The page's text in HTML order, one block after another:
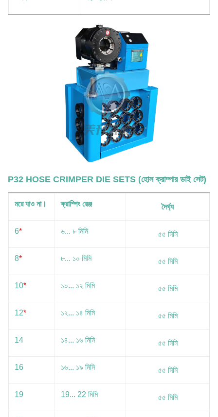
P32 HOSE CRIMPER DIE SETS (হোস ক্রাম্পার ডাই সেট)
মরে যাও না। ক্রাম্পিং রেঞ্জ দৈর্ঘ্য
6* ৬... ৮ মিমি ৫৫ মিমি
8* ৮... ১০ মিমি ৫৫ মিমি
10* ১০... ১২ মিমি ৫৫ মিমি
12* ১২... ১৪ মিমি ৫৫ মিমি
14 ১৪... ১৬ মিমি ৫৫ মিমি
16 ১৬... ১৯ মিমি ৫৫ মিমি
19 19... 22 মিমি ৫৫ মিমি